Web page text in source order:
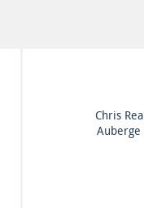
Chris Rea
Auberge